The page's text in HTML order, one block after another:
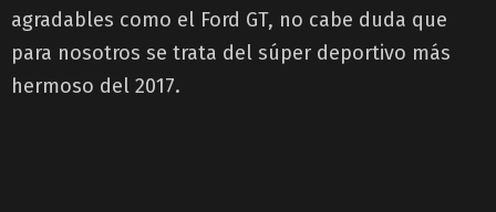
agradables como el Ford GT, no cabe duda que
para nosotros se trata del súper deportivo más
hermoso del 2017.